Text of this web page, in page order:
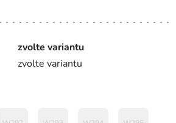
zvolte variantu
zvolte variantu